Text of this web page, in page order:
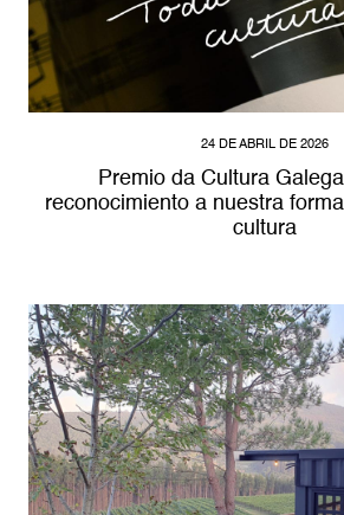
24 DE ABRIL DE 2026
Premio da Cultura
reconocimiento a nuestra
cultura